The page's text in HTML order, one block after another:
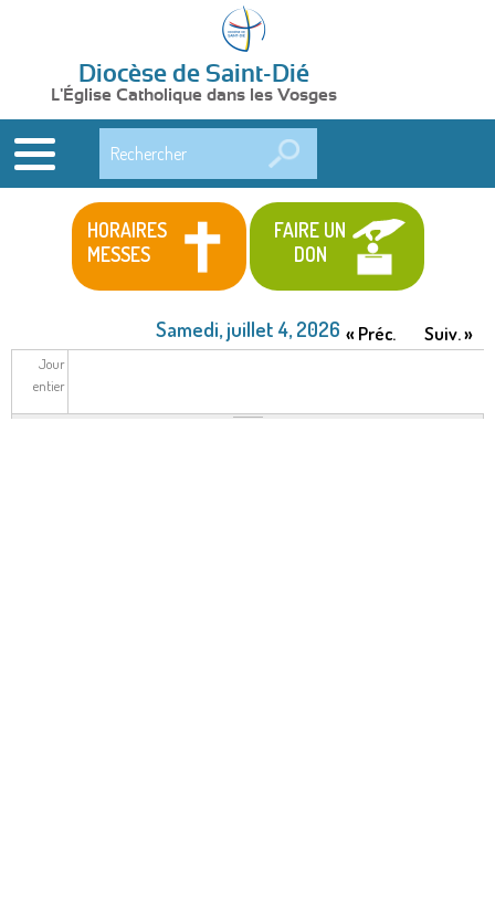
Diocèse de Saint-Dié
L'Église Catholique dans les Vosges
HORAIRES
MESSES
FAIRE UN
DON
Samedi, juillet 4, 2026 « Préc. Suiv. »
Jour
entier